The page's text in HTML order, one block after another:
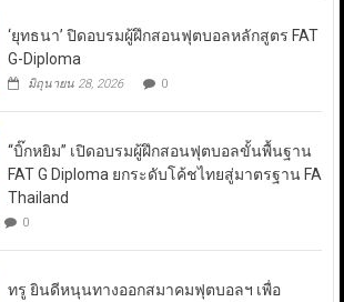
‘ยุทธนา’ ปิดอบรมผู้ฝึกสอนฟุตบอลหลักสูตร FAT
G-Diploma
มิถุนายน 28, 2026 0
“บิ๊กหยิม” เปิดอบรมผู้ฝึกสอนฟุตบอลขั้นพื้นฐาน
FAT G Diploma ยกระดับโค้ชไทยสู่มาตรฐาน FA
Thailand
0
ทรู ยินดีหนุนทางออกสมาคมฟุตบอลฯ เพื่อ